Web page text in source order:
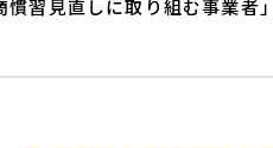
慣習見直しに取り組む事業者